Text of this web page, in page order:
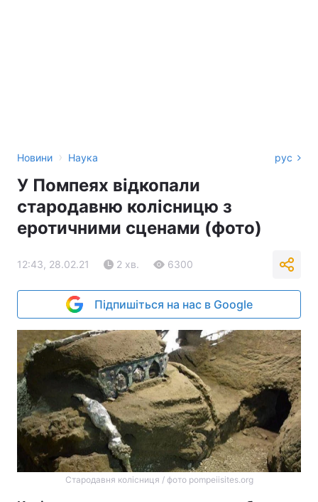
Новини › Наука рус
У Помпеях відкопали
стародавню колісницю з
еротичними сценами (фото)
12:43, 28.02.21 2 хв. 6300
Підпишіться на нас в Google
Стародавня колісниця / фото pompeiisites.org